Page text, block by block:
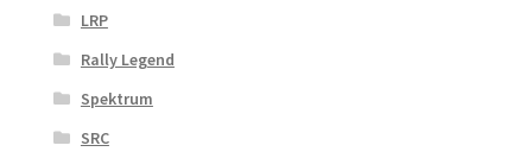
LRP
Rally Legend
Spektrum
SRC